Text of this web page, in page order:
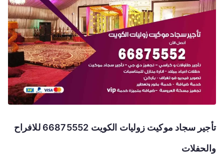
تأجير سجاد موكيت زوليات الكويت 66875552 للافراح
والحفلات